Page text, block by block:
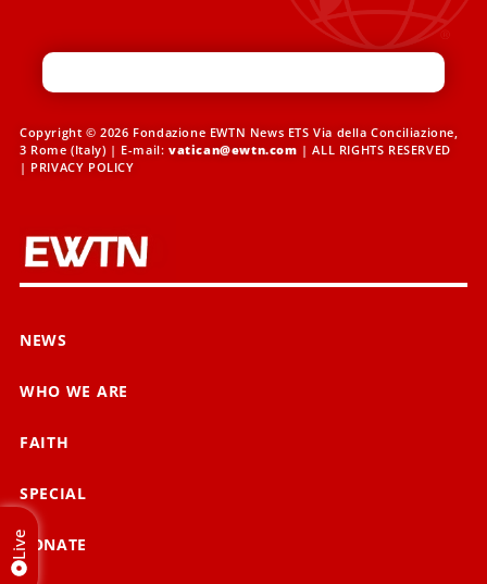
Copyright © 2026 Fondazione EWTN News ETS Via della Conciliazione,
3 Rome (Italy) | E-mail: vatican@ewtn.com | ALL RIGHTS RESERVED
| PRIVACY POLICY
NEWS
WHO WE ARE
FAITH
SPECIAL
DONATE
Live